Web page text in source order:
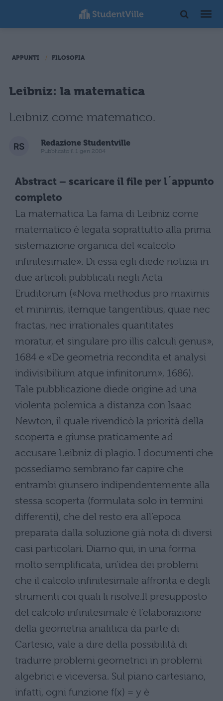
APPUNTI FILOSOFIA
Leibniz: la matematica
Leibniz come matematico.
Redazione Studentville
Pubblicato il 1 gen 2004
Abstract – scaricare il file per l´appunto
completo
La matematica La fama di Leibniz come
matematico è legata soprattutto alla prima
sistemazione organica del «calcolo
infinitesimale». Di essa egli diede notizia in
due articoli pubblicati negli Acta
Eruditorum («Nova methodus pro maximis
et minimis, itemque tangentibus, quae nec
fractas, nec irrationales quantitates
moratur, et singulare pro illis calculi genus»,
1684 e «De geometria recondita et analysi
indivisibilium atque infinitorum», 1686).
Tale pubblicazione diede origine ad una
violenta polemica a distanza con Isaac
Newton, il quale rivendicò la priorità della
scoperta e giunse praticamente ad
accusare Leibniz di plagio. I documenti che
possediamo sembrano far capire che
entrambi giunsero indipendentemente alla
stessa scoperta (formulata solo in termini
differenti), che del resto era all’epoca
preparata dalla soluzione già nota di diversi
casi particolari. Diamo qui, in una forma
molto semplificata, un’idea dei problemi
che il calcolo infinitesimale affronta e degli
strumenti coi quali li risolve.Il presupposto
del calcolo infinitesimale è l’elaborazione
della geometria analitica da parte di
Cartesio, vale a dire della possibilità di
tradurre problemi geometrici in problemi
algebrici e viceversa. Sul piano cartesiano,
infatti, ogni funzione f(x) = y è